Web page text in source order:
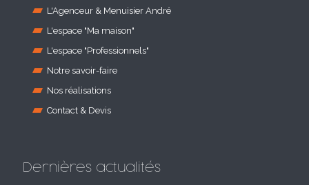
L'Agenceur & Menuisier André
L'espace "Ma maison"
L'espace "Professionnels"
Notre savoir-faire
Nos réalisations
Contact & Devis
Dernières actualités